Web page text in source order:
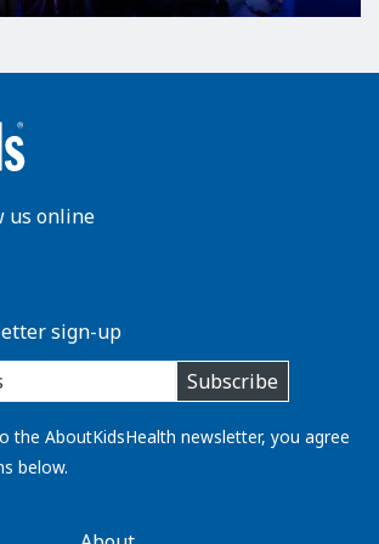
us online
sign-up
Subscribe
the AboutKidsHealth newsletter, you agree
below.